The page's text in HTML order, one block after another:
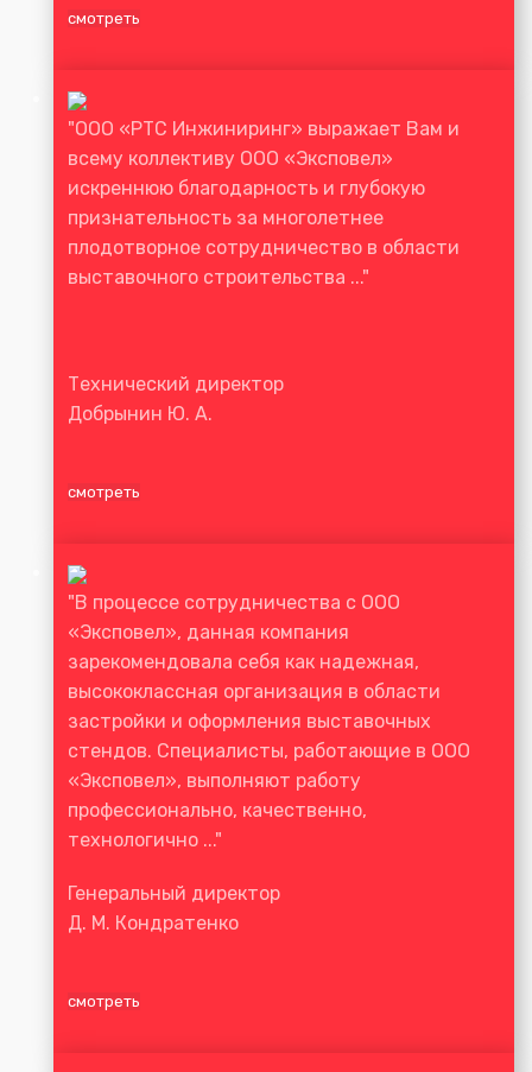
смотреть
"ООО «РТС Инжиниринг» выражает Вам и
всему коллективу ООО «Эксповел»
искреннюю благодарность и глубокую
признательность за многолетнее
плодотворное сотрудничество в области
выставочного строительства ..."
Технический директор
Добрынин Ю. А.
смотреть
"В процессе сотрудничества с ООО
«Эксповел», данная компания
зарекомендовала себя как надежная,
высококлассная организация в области
застройки и оформления выставочных
стендов. Специалисты, работающие в ООО
«Эксповел», выполняют работу
профессионально, качественно,
технологично ..."
Генеральный директор
Д. М. Кондратенко
смотреть